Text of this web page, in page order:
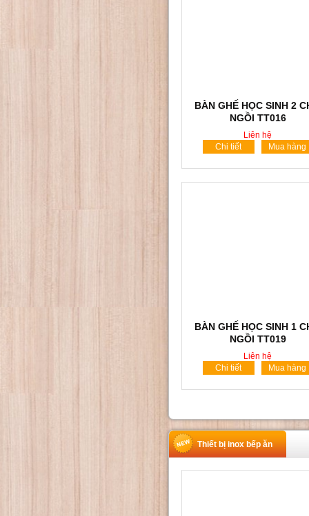
BÀN GHẾ HỌC SINH 2
NGỒI TT016
Liên hệ
Chi tiết
Mua hàng
BÀN GHẾ HỌC SINH 1
NGỒI TT019
Liên hệ
Chi tiết
Mua hàng
Thiết bị inox bếp ăn